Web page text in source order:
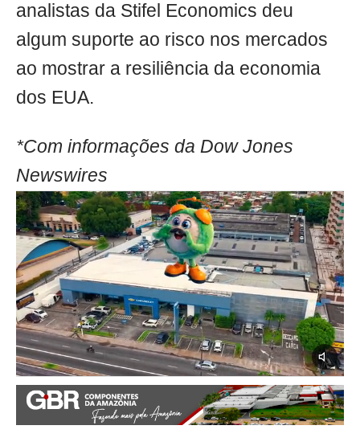
analistas da Stifel Economics deu
algum suporte ao risco nos mercados
ao mostrar a resiliência da economia
dos EUA.
*Com informações da Dow Jones
Newswires